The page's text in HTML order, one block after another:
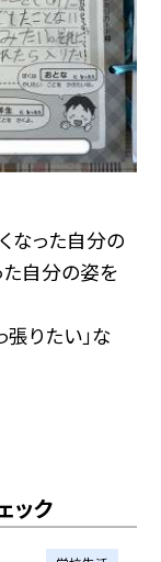
なった自分の
た自分の姿を
張りたい」な
ック